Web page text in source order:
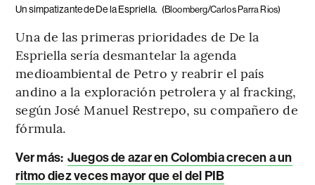
Un simpatizante de De la Espriella. (Bloomberg/Carlos Parra Rios)
Una de las primeras prioridades de De la
Espriella sería desmantelar la agenda
medioambiental de Petro y reabrir el país
andino a la exploración petrolera y al fracking,
según José Manuel Restrepo, su compañero de
fórmula.
Ver más: Juegos de azar en Colombia crecen a un
ritmo diez veces mayor que el del PIB